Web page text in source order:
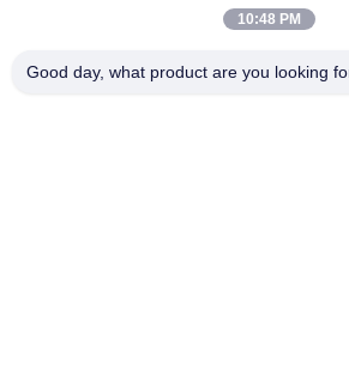
Der hydraulische Endantriebsmotor
kann an 5~6 Tonnen schwebende
10:48 PM
Good day, what product are you looking